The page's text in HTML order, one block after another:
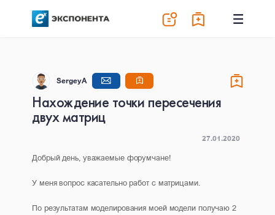
SergeyA
Нахождение точки пересечения
двух матриц
27.01.2020
Добрый день, уважаемые форумчане!
У меня вопрос касательно работ с матрицами.
По результатам моделирования моей модели получаю 2